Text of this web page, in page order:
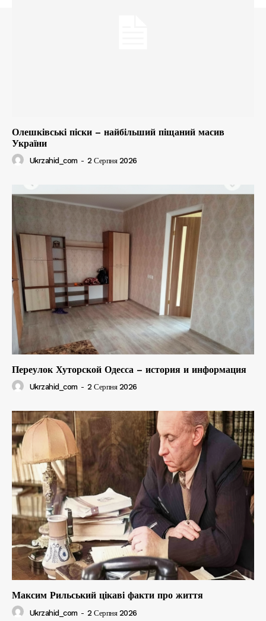
Олешківські піски – найбільший піщаний масив
України
Ukrzahid_com - 2 Серпня 2026
Переулок Хуторской Одесса – история и информация
Ukrzahid_com - 2 Серпня 2026
Максим Рильський цікаві факти про життя
Ukrzahid_com - 2 Серпня 2026